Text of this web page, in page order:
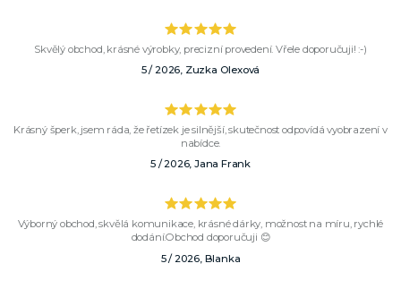
Skvělý obchod, krásné výrobky, precizní provedení. Vřele doporučuji! :-)
5 / 2026, Zuzka Olexová
Krásný šperk, jsem ráda, že řetízek je silnější, skutečnost odpovídá vyobrazení v
nabídce.
5 / 2026, Jana Frank
Výborný obchod, skvělá komunikace, krásné dárky, možnost na míru, rychlé
dodání.Obchod doporučuji 😊
5 / 2026, Blanka